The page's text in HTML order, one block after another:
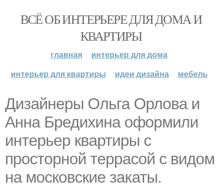
ВСЁ ОБ ИНТЕРЬЕРЕ ДЛЯ ДОМА И
КВАРТИРЫ
главная
интерьер для дома
интерьер для квартиры
идеи дизайна мебель
Дизайнеры Ольга Орлова и
Анна Бредихина оформили
интерьер квартиры с
просторной террасой с видом
на московские закаты.